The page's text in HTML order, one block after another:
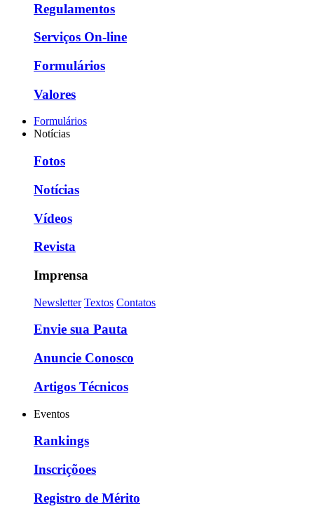
Regulamentos
Serviços On-line
Formulários
Valores
Formulários
Notícias
Fotos
Notícias
Vídeos
Revista
Imprensa
Newsletter Textos Contatos
Envie sua Pauta
Anuncie Conosco
Artigos Técnicos
Eventos
Rankings
Inscriçõoes
Registro de Mérito